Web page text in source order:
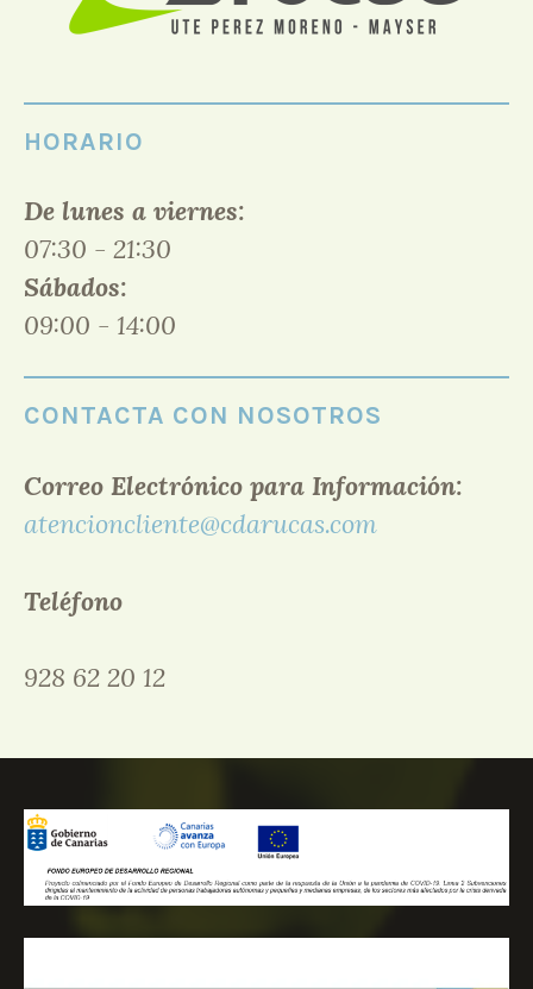
HORARIO
De lunes a viernes:
07:30 - 21:30
Sábados:
09:00 - 14:00
CONTACTA CON NOSOTROS
Correo Electrónico para Información:
atencioncliente@cdarucas.com
Teléfono
928 62 20 12